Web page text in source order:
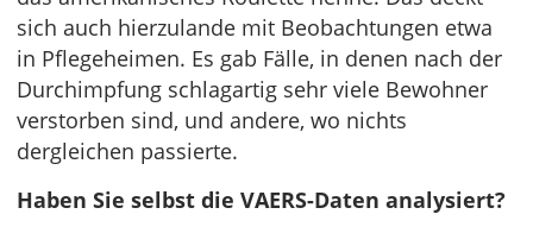
sich auch hierzulande mit Beobachtungen etwa
in Pflegeheimen. Es gab Fälle, in denen nach der
Durchimpfung schlagartig sehr viele Bewohner
verstorben sind, und andere, wo nichts
dergleichen passierte.
Haben Sie selbst die VAERS-Daten analysiert?